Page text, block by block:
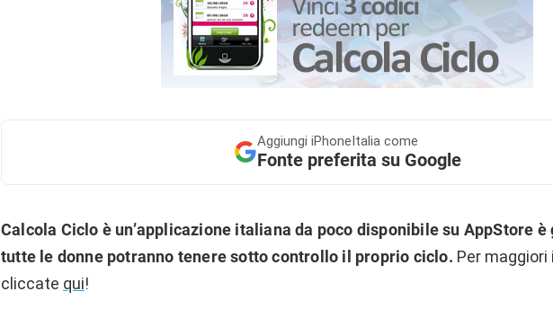
Aggiungi iPhoneItalia come
Fonte preferita su Google
Calcola Ciclo è un’applicazione italiana da poco disponibile su AppStore
tutte le donne potranno tenere sotto controllo il proprio ciclo. Per
cliccate qui!